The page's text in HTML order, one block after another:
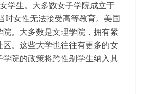
学生。大多数女子学院成立于
时女性无法接受高等教育。美国
院。大多数是文理学院，拥有紧
区。这些大学也往往有更多的女
学院的政策将跨性别学生纳入其